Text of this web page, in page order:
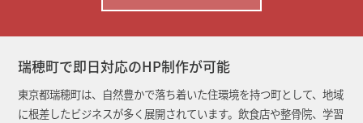
瑞穂町で即日対応のHP制作が可能
東京都瑞穂町は、自然豊かで落ち着いた住環境を持つ町として、地域
に根差したビジネスが多く展開されています。飲食店や整骨院、学習